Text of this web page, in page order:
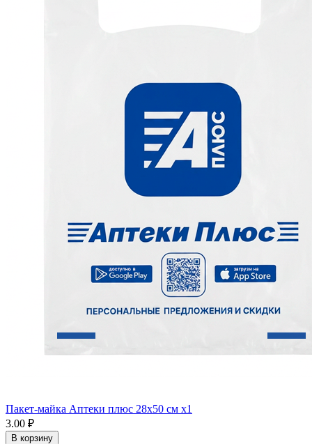
Пакет-майка Аптеки плюс 28х50 см x1
3.00 ₽
В корзину